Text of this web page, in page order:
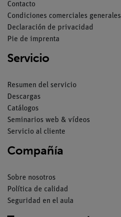
Contacto
Condiciones comerciales generales
Declaración de privacidad
Pie de imprenta
Servicio
Resumen del servicio
Descargas
Catálogos
Seminarios web & vídeos
Servicio al cliente
Compañía
Sobre nosotros
Política de calidad
Seguridad en el aula